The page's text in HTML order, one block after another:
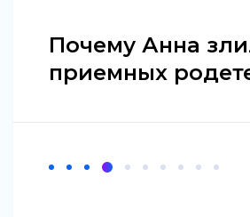
Почему Анна
приемных